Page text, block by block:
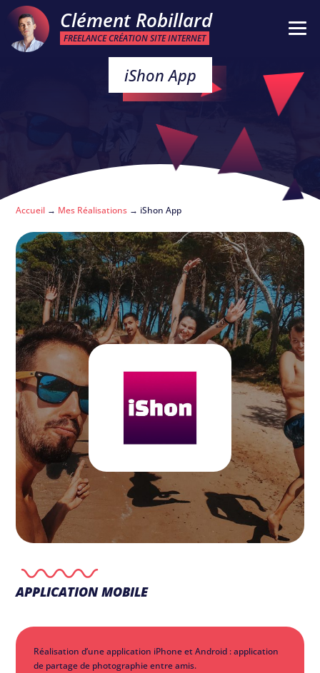
Clément Robillard
FREELANCE CRÉATION SITE INTERNET
iShon App
Accueil → Mes Réalisations → iShon App
APPLICATION MOBILE
Réalisation d’une application iPhone et Android : application
de partage de photographie entre amis.